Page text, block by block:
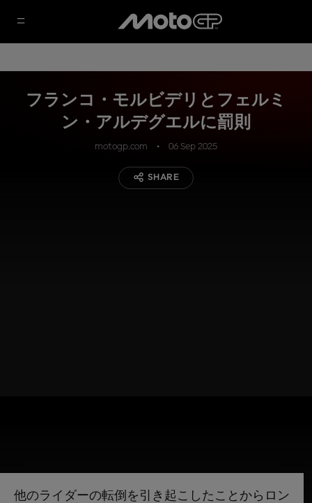
フランコ・モルビデリとフェルミ
ン・アルデグエルに罰則
motogp.com 06 Sep 2025
SHARE
他のライダーの転倒を引き起こしたことからロン